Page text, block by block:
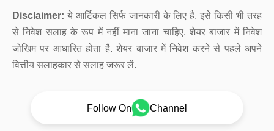
Disclaimer: ये आर्टिकल सिर्फ जानकारी के लिए है. इसे किसी भी तरह
से निवेश सलाह के रूप में नहीं माना जाना चाहिए. शेयर बाजार में निवेश
जोखिम पर आधारित होता है. शेयर बाजार में निवेश करने से पहले अपने
वित्तीय सलाहकार से सलाह जरूर लें.
Follow On Channel